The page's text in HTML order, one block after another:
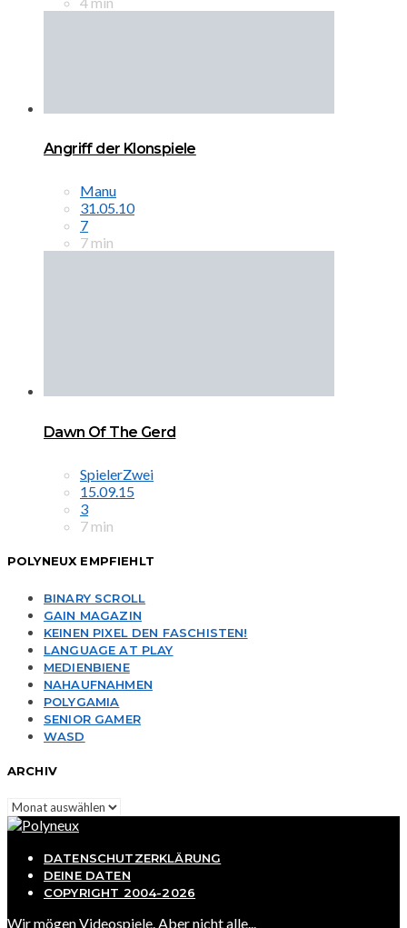
Angriff der Klonspiele
Manu
31.05.10
7
7 min
Dawn Of The Gerd
SpielerZwei
15.09.15
3
7 min
POLYNEUX EMPFIEHLT
BINARY SCROLL
GAIN MAGAZIN
KEINEN PIXEL DEN FASCHISTEN!
LANGUAGE AT PLAY
MEDIENBIENE
NAHAUFNAHMEN
POLYGAMIA
SENIOR GAMER
WASD
ARCHIV
Archiv
DATENSCHUTZERKLÄRUNG
DEINE DATEN
COPYRIGHT 2004-2026
Wir mögen Videospiele. Aber nicht alle...